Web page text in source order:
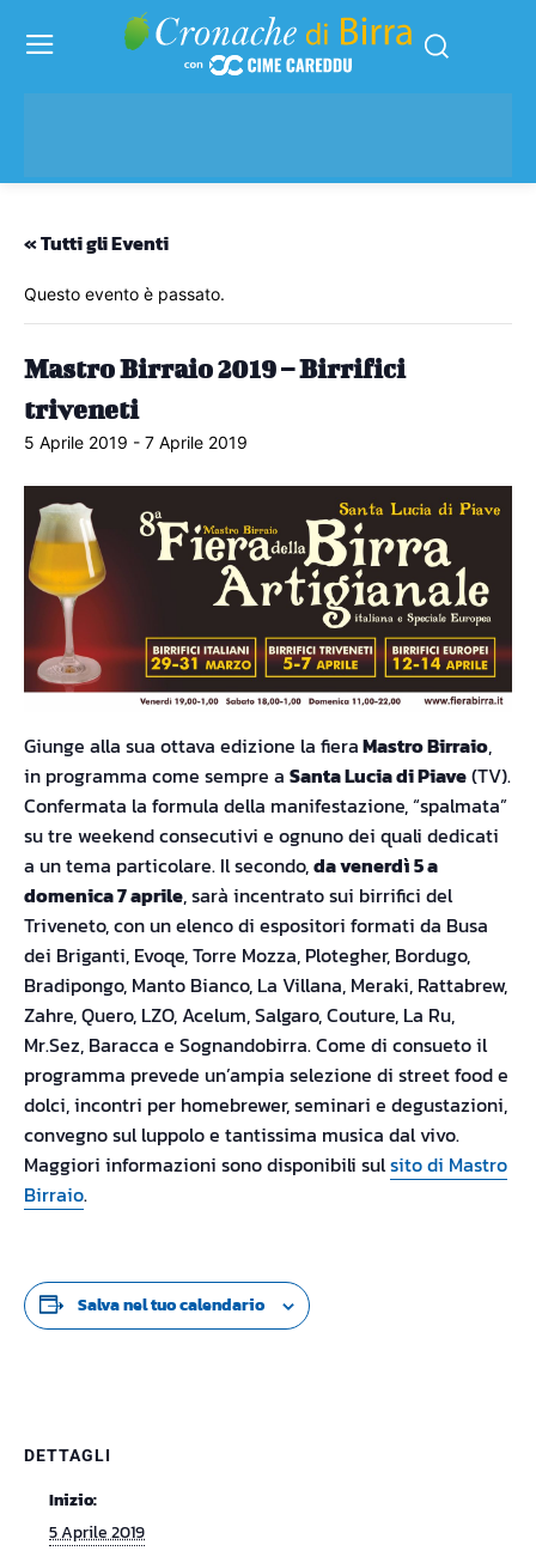
« Tutti gli Eventi
Questo evento è passato.
Mastro Birraio 2019 – Birrifici
triveneti
5 Aprile 2019 - 7 Aprile 2019
Giunge alla sua ottava edizione la fieraMastro Birraio,
in programma come sempre a Santa Lucia di Piave(TV).
Confermata la formula della manifestazione, “spalmata”
su tre weekend consecutivi e ognuno dei quali dedicati
a un tema particolare. Il secondo,da venerdì 5 a
domenica 7 aprile, sarà incentrato sui birrifici del
Triveneto, con un elenco di espositori formati da Busa
dei Briganti, Evoqe, Torre Mozza, Plotegher, Bordugo,
Bradipongo, Manto Bianco, La Villana, Meraki, Rattabrew,
Zahre, Quero, LZO, Acelum, Salgaro, Couture, La Ru,
Mr.Sez, Baracca e Sognandobirra. Come di consueto il
programma prevede un’ampia selezione di street food e
dolci, incontri per homebrewer, seminari e degustazioni,
convegno sul luppolo e tantissima musica dal vivo.
Maggiori informazioni sono disponibili sulsito di Mastro
Birraio.
Salva nel tuo calendario
DETTAGLI
Inizio:
5 Aprile 2019